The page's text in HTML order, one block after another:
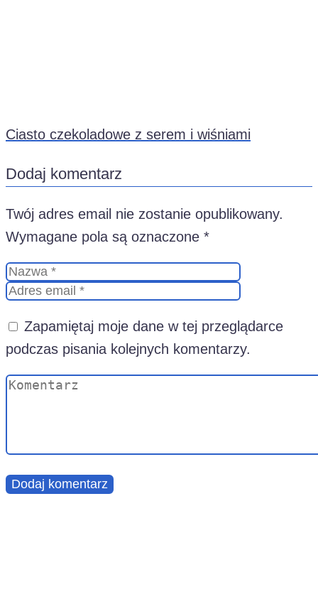
Ciasto czekoladowe z serem i wiśniami
Dodaj komentarz
Twój adres email nie zostanie opublikowany.
Wymagane pola są oznaczone *
Zapamiętaj moje dane w tej przeglądarce
podczas pisania kolejnych komentarzy.